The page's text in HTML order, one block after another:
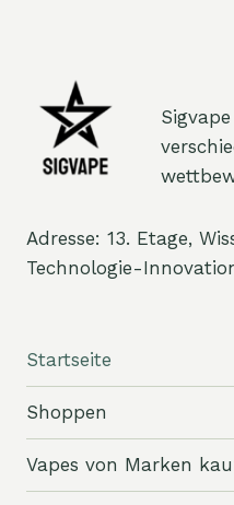
Adresse: 13. Etage,
Technologie-
Startseite
Shoppen
Vapes von Marken